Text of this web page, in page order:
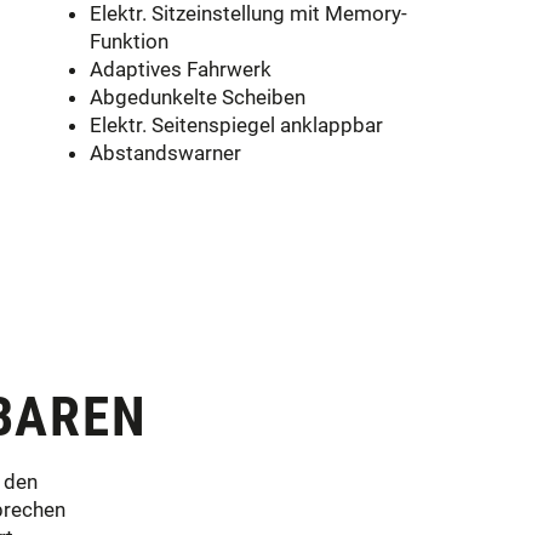
Elektr. Sitzeinstellung mit Memory-
Funktion
Adaptives Fahrwerk
Abgedunkelte Scheiben
Elektr. Seitenspiegel anklappbar
Abstandswarner